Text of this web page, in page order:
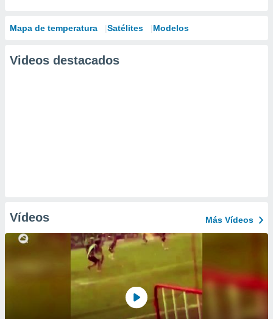
Mapa de temperatura Satélites Modelos
Videos destacados
Vídeos Más Vídeos